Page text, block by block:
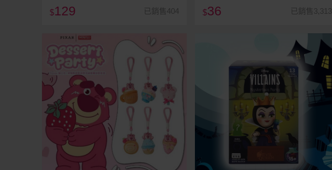
$129 已銷售404 $36 已銷售3,313